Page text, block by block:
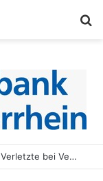
Zwei Straßenbahnen kollidieren – Viele Verletzte bei Verkehrsunfall